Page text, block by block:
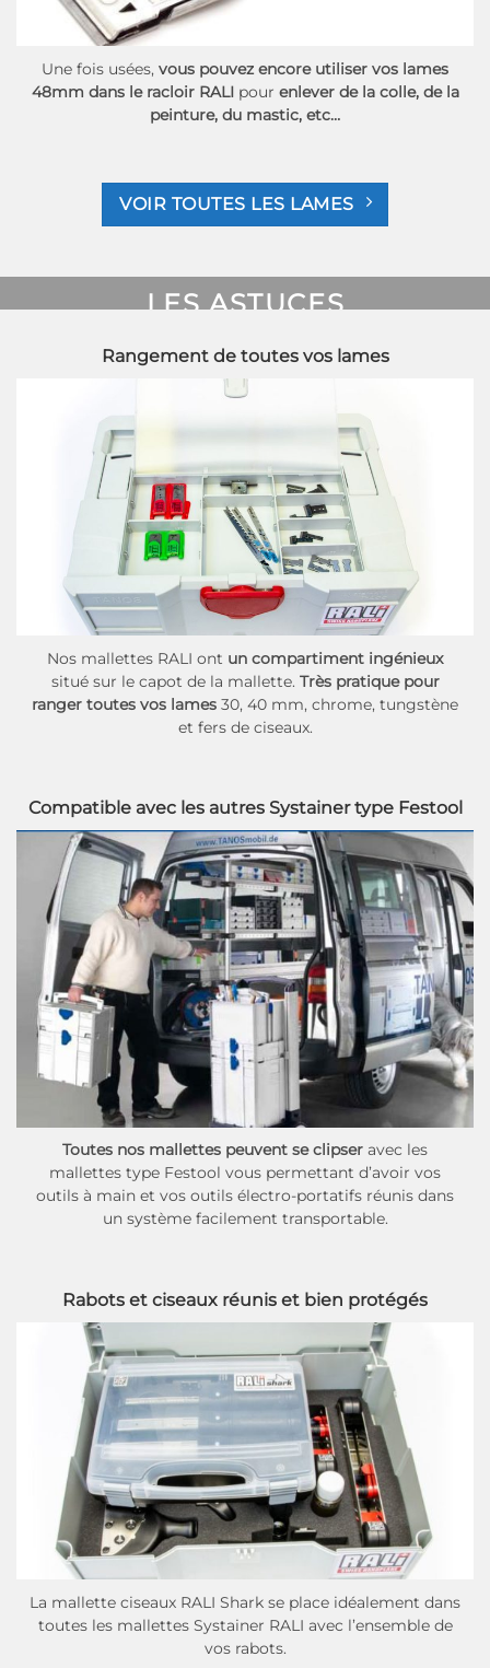
Une fois usées, vous pouvez encore utiliser vos lames
48mm dans le racloir RALI pour enlever de la colle, de la
peinture, du mastic, etc…
VOIR TOUTES LES LAMES
LES ASTUCES
Rangement de toutes vos lames
Nos mallettes RALI ont un compartiment ingénieux
situé sur le capot de la mallette. Très pratique pour
ranger toutes vos lames 30, 40 mm, chrome, tungstène
et fers de ciseaux.
Compatible avec les autres Systainer type Festool
Toutes nos mallettes peuvent se clipser avec les
mallettes type Festool vous permettant d’avoir vos
outils à main et vos outils électro-portatifs réunis dans
un système facilement transportable.
Rabots et ciseaux réunis et bien protégés
La mallette ciseaux RALI Shark se place idéalement dans
toutes les mallettes Systainer RALI avec l’ensemble de
vos rabots.